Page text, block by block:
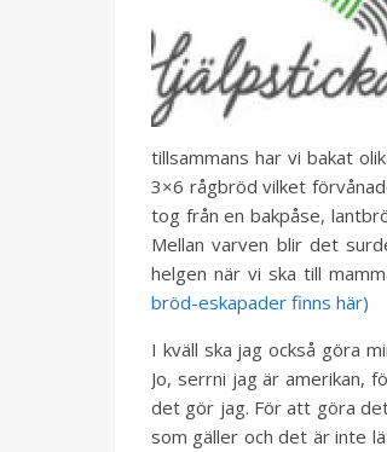
tillsammans har vi bakat
3×6 rågbröd vilket
tog från en bakpåse,
Mellan varven blir det
helgen när vi ska till
bröd-eskapader finns här)
I kväll ska jag också göra
Jo, serrni jag är amerikan,
det gör jag. För att göra
som gäller och det är inte